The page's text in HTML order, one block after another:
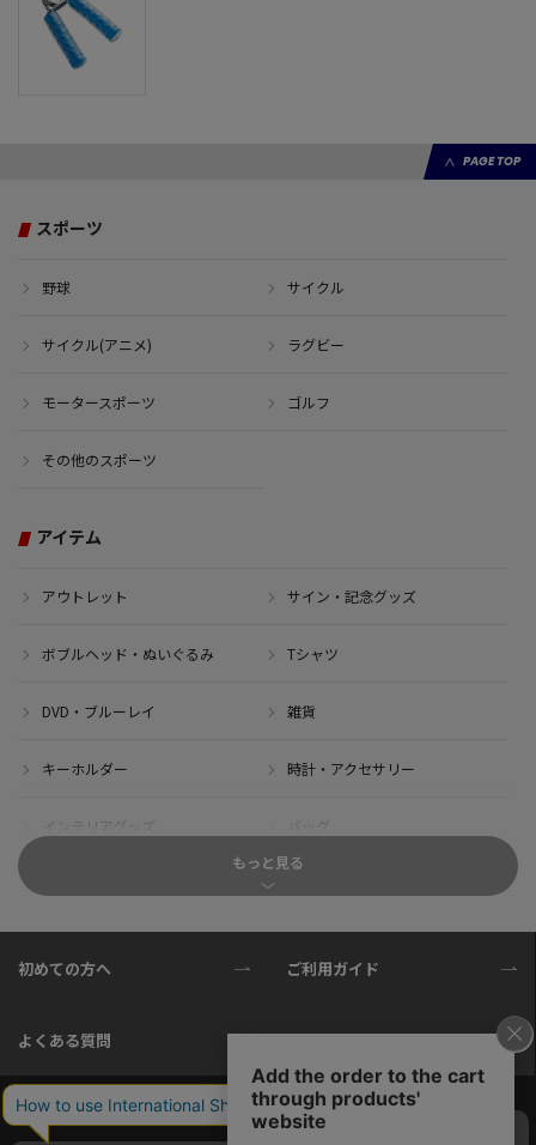
PAGE TOP
スポーツ
野球 サイクル
サイクル(アニメ) ラグビー
モータースポーツ ゴルフ
その他のスポーツ
アイテム
アウトレット サイン・記念グッズ
ボブルヘッド・ぬいぐるみ Tシャツ
DVD・ブルーレイ 雑貨
キーホルダー 時計・アクセサリー
インテリアグッズ
サイクル小物 タオル・ブランケット
もっと見る
初めての方へ ご利用ガイド
よくある質問 推奨環境